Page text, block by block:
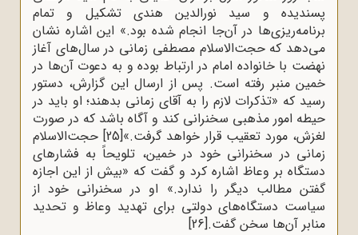
پسندیده و سید نورالدین هندی تشکیل و تمام
برنامه‌ریزی‌ها در آن‌جا انجام شده بود.» این اشاره نشان
می‌دهد که حجت‌الاسلام مصطفی زمانی در سال‌های آغاز
نهضت با خانواده امام در ارتباط بوده و به دعوت آن‌ها در
خمین منبر رفته است. پس از ارسال این گزارش، دستور
رسید که «تذکرات لازم را به آقای زمانی بدهند؛ او باید در
حیطه امور مذهبی سخنرانی کند و آگاه باشد که در صورت
لغزش، مورد تعقیب قرار خواهد گرفت.»[25]
حجت‌الاسلام
زمانی در سخنرانی خود در خمین، تلویحاً به فشارهای
دستگاه بر وعاظ اشاره کرد و گفت که «بیش از این اجازه
گفتن مطالب دیگر را ندارد.» او در سخنرانی خود از
سیاست دستگاه‌های دولتی برای تهدید وعاظ و تحدید
منابر آن‌ها سخن گفت.[26]